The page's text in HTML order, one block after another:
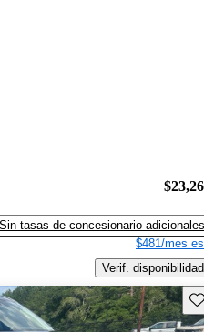
Sin tasas de concesionario adicionales
$481/mes
Verif. disponibilidad